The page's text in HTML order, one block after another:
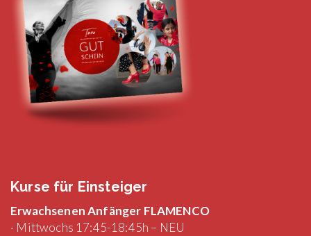
Kurse für Einsteiger
Erwachsenen Anfänger FLAMENCO
· Mittwochs 17:45-18:45h – NEU